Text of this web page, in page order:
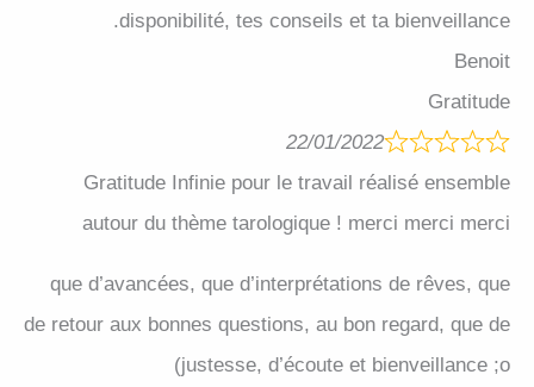
disponibilité, tes conseils et ta bienveillance.
Benoit
Gratitude
22/01/2022
Gratitude Infinie pour le travail réalisé ensemble
autour du thème tarologique ! merci merci merci
que d’avancées, que d’interprétations de rêves, que
de retour aux bonnes questions, au bon regard, que de
justesse, d’écoute et bienveillance ;o)